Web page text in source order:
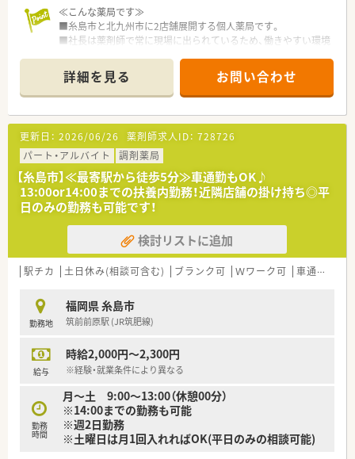
に腰を据えて長く働き続けたいと考えている方には最適な法人
組織です。
≪こんな薬局です≫
■糸島市と北九州市に2店舗展開する個人薬局です。
■社長は薬剤師で常に現場に出られているため、働きやすい環境
■社長との距離も近く意見が通り易く風通しの良い会社です。
≪店舗情報≫
■薬剤師の人数は、常勤3名、パート3名となり、常時5名体制のた
め、手厚い人数体制をとられております。
■薬歴は、ハイブリッジとなります。
■品目数は1000品目弱程度で、後発品割合は75％でございま
す。
■棚割りに関しては、頻繁に出る薬とあまり出ない薬で分けてお
ります。
■調剤・監査、投薬は時間帯で分けております。
■患者の約8割が60～70代となります。
詳細を見る お問い合わせ
更新日： 2026/06/26 薬剤師求人ID： 728726
パート・アルバイト
調剤薬局
【糸島市】≪最寄駅から徒歩5分≫車通勤もOK♪
13:00or14:00までの扶養内勤務！近隣店舗の掛け持ち◎平
日のみの勤務も可能です！
検討リストに追加
駅チカ 土日休み(相談可含む) ブランク可 Ｗワーク可 車通勤可
勤務地
福岡県 糸島市
筑前前原駅 (JR筑肥線)
給与
時給2,000円～2,300円
※経験・就業条件により異なる
勤務
時間
月～土 9:00～13:00（休憩00分）
※14:00までの勤務も可能
※週2日勤務
※土曜日は月1回入れればOK(平日のみの相談可能)